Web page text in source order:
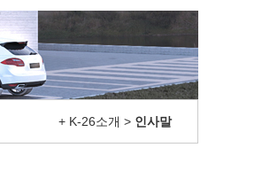
+ K-26소개 > 인사말